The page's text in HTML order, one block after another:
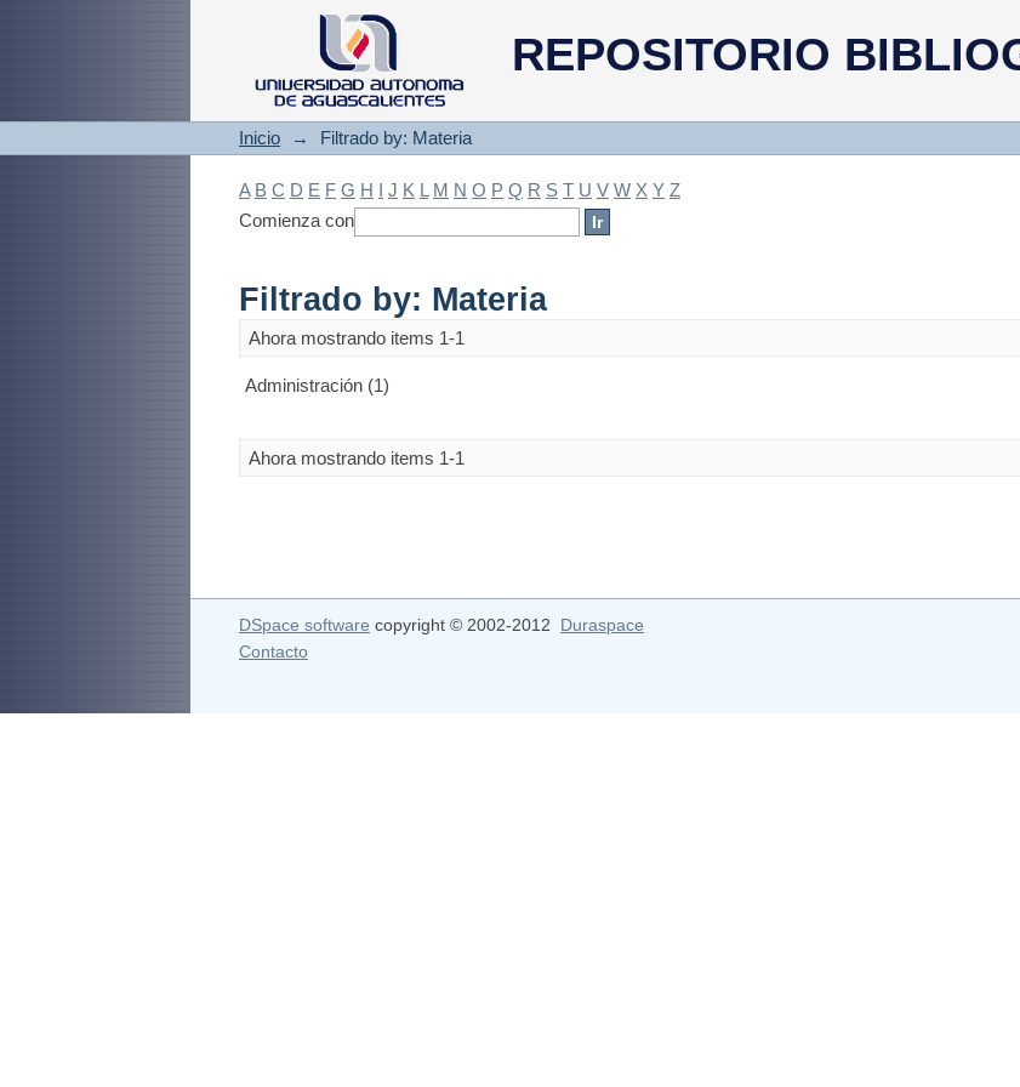
REPOSITORIO
Filtrado by: Materia
Inicio → Filtrado by: Materia
A B C D E F G H I J K L M N O P Q R S T U V W X Y Z
Comienza con
Filtrado by: Materia
Ahora mostrando items 1-1
Administración (1)
Ahora mostrando items 1-1
DSpace software copyright © 2002-2012 Duraspace
Contacto